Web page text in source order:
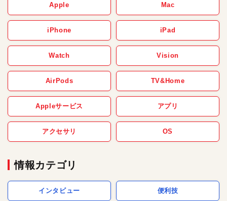
Apple Mac
iPhone iPad
Watch Vision
AirPods TV&Home
Appleサービス アプリ
アクセサリ OS
情報カテゴリ
インタビュー 便利技